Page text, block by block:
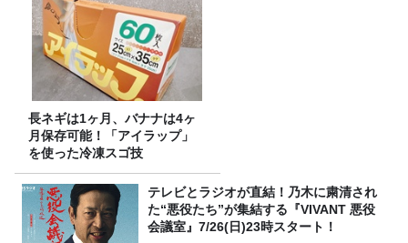
長ネギは1ヶ月、バナナは4ヶ
月保存可能！「アイラップ」
を使った冷凍スゴ技
テレビとラジオが直結！乃木に粛清され
た“悪役たち”が集結する『VIVANT 悪役
会議室』7/26(日)23時スタート！